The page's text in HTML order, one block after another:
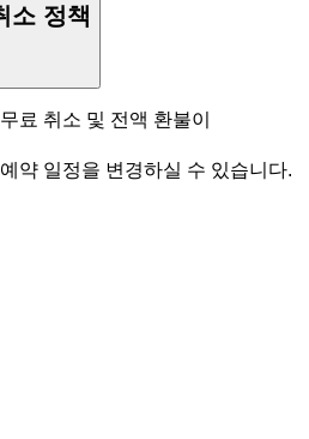
소 정책
료 취소 및 전액 환불이
약 일정을 변경하실 수 있습니다.